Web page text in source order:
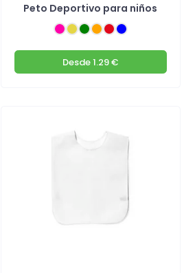
Peto Deportivo para niños
Desde1.29 €